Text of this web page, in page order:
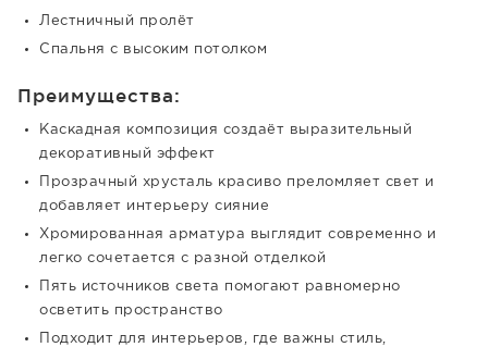
Лестничный пролёт
Спальня с высоким потолком
Преимущества:
Каскадная композиция создаёт выразительный
декоративный эффект
Прозрачный хрусталь красиво преломляет свет и
добавляет интерьеру сияние
Хромированная арматура выглядит современно и
легко сочетается с разной отделкой
Пять источников света помогают равномерно
осветить пространство
Подходит для интерьеров, где важны стиль,